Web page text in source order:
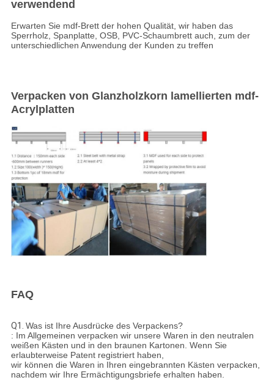
verwendend
Erwarten Sie mdf-Brett der hohen Qualität, wir haben das
Sperrholz, Spanplatte, OSB, PVC-Schaumbrett auch, zum der
unterschiedlichen Anwendung der Kunden zu treffen
Verpacken von Glanzholzkorn lamellierten mdf-
Acrylplatten
FAQ
Q1. Was ist Ihre Ausdrücke des Verpackens?
: Im Allgemeinen verpacken wir unsere Waren in den neutralen
weißen Kästen und in den braunen Kartonen. Wenn Sie
erlaubterweise Patent registriert haben,
wir können die Waren in Ihren eingebrannten Kästen verpacken,
nachdem wir Ihre Ermächtigungsbriefe erhalten haben.